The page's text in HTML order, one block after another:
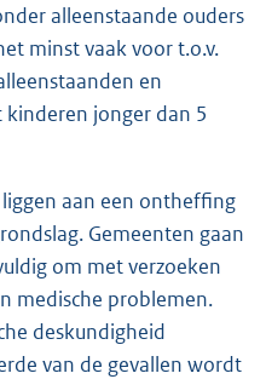
alleenstaande ouders
minst vaak voor t.o.v.
en
jonger dan 5
aan een ontheffing
Gemeenten gaan
om met verzoeken
medische problemen.
deskundigheid
van de gevallen wordt